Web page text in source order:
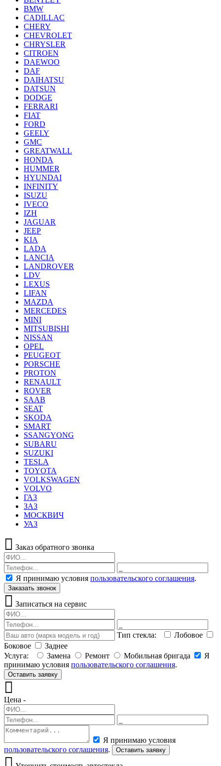
BMW
CADILLAC
CHERY
CHEVROLET
CHRYSLER
CITROEN
DAEWOO
DAF
DAIHATSU
DATSUN
DODGE
FERRARI
FIAT
FORD
GEELY
GMC
GREATWALL
HONDA
HUMMER
HYUNDAI
INFINITY
ISUZU
IVECO
IZH
JAGUAR
JEEP
KIA
LADA
LANCIA
LANDROVER
LDV
LEXUS
LIFAN
MAZDA
MERCEDES
MINI
MITSUBISHI
NISSAN
OPEL
PEUGEOT
PORSCHE
PROTON
RENAULT
ROVER
SAAB
SEAT
SKODA
SMART
SSANGYONG
SUBARU
SUZUKI
TESLA
TOYOTA
VOLKSWAGEN
VOLVO
ГАЗ
ЗАЗ
МОСКВИЧ
УАЗ
Заказ обратного звонка
Я принимаю условия пользовательского соглашения.
Заказать звонок
Записаться на сервис
Тип стекла:
Лобовое
Боковое
Заднее
Услуга:
Замена Ремонт Мобильная бригада
Я
принимаю условия пользовательского соглашения.
Оставить заявку
Цена -
Я принимаю условия
пользовательского соглашения. Оставить заявку